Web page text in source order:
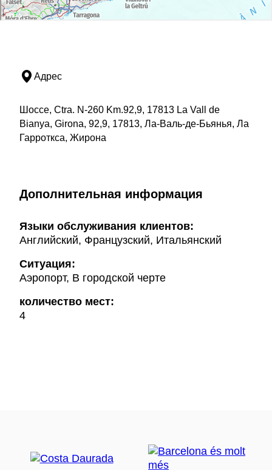
Адрес
Шоссе, Ctra. N-260 Km.92,9, 17813 La Vall de
Bianya, Girona, 92,9, 17813, Ла-Валь-де-Бьянья, Ла
Гарроткса, Жирона
Дополнительная информация
Языки обслуживания клиентов:
Английский, Французский, Итальянский
Ситуация:
Аэропорт, В городской черте
количество мест:
4